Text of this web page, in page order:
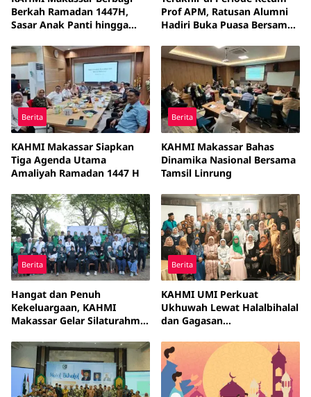
Berkah Ramadan 1447H,
Sasar Anak Panti hingga
Prof APM, Ratusan Alumni
Hadiri Buka Puasa Bersama
Berita
KAHMI Makassar Siapkan
Tiga Agenda Utama
Amaliyah Ramadan 1447 H
Berita
KAHMI Makassar Bahas
Dinamika Nasional Bersama
Tamsil Linrung
Berita
Hangat dan Penuh
Kekeluargaan, KAHMI
Makassar Gelar Silaturahmi
Kepanitiaan 1446 H
Berita
KAHMI UMI Perkuat
Ukhuwah Lewat Halalbihalal
dan Gagasan